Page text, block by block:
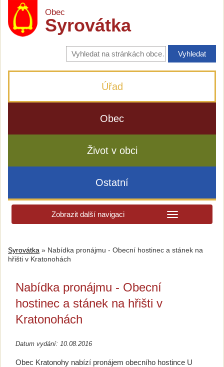
Obec
Syrovátka
Vyhledávání
na
stránkách
Úřad
Obec
Život v obci
Ostatní
Zobrazit další navigaci
Syrovátka » Nabídka pronájmu - Obecní hostinec a stánek na
hřišti v Kratonohách
Nabídka pronájmu - Obecní
hostinec a stánek na hřišti v
Kratonohách
Datum vydání: 10.08.2016
Obec Kratonohy nabízí pronájem obecního hostince U